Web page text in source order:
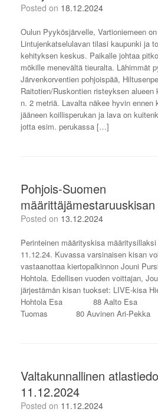
Posted on 18.12.2024
Oulun Pyykösjärvelle, Vartioniemeen
Lintujenkatselulavan tilasi kaupunki ja
kehityksen keskus. Paikalle johtaa
mökille menevältä tieuralta. Lähimmät
Järvenkorventien pohjoispää,
Raitotien/Ruskontien risteyksen
n. 2 metriä. Lavalta näkee hyvin ennen
jääneen koillisperukan ja lava on
jotta esim. perukassa […]
Pohjois-Suomen
Posted on 13.12.2024
Perinteinen määrityskisa
11.12.24. Kuvassa varsinaisen kisan
vastaanottaa kiertopalkinnon Jouni
Hohtola. Edellisen vuoden voittajan,
järjestämän kisan tuokset: LIVE-
Hohtola Esa 88 Aalto Esa
Tuomas 80 Auvinen Ari-
Valtakunnallinen
11.12.2024
Posted on 11.12.2024